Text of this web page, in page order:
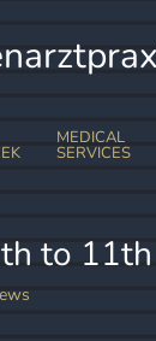
MEDICAL
SERVICES
to